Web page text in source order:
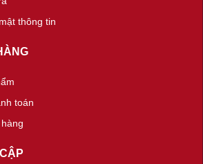
thông tin
toán